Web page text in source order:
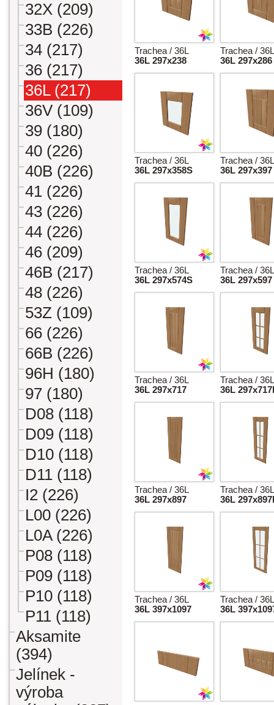
32X (209)
33B (226)
34 (217)
36 (217)
36L (217)
36V (109)
39 (180)
40 (226)
40B (226)
41 (226)
43 (226)
44 (226)
46 (209)
46B (217)
48 (226)
53Z (109)
66 (226)
66B (226)
96H (180)
97 (180)
D08 (118)
D09 (118)
D10 (118)
D11 (118)
I2 (226)
L00 (226)
L0A (226)
P08 (118)
P09 (118)
P10 (118)
P11 (118)
Aksamite
(394)
Jelínek -
výroba
Trachea / 36L
36L 297x238
Trachea / 36L
36L 297x286
Trachea / 36L
36L 297x358S
Trachea / 36L
36L 297x397
Trachea / 36L
36L 297x574S
Trachea / 36L
36L 297x597
Trachea / 36L
36L 297x717
Trachea / 36L
36L
Trachea / 36L
36L 297x897
Trachea / 36L
36L
Trachea / 36L
36L 397x1097
Trachea / 36L
36L